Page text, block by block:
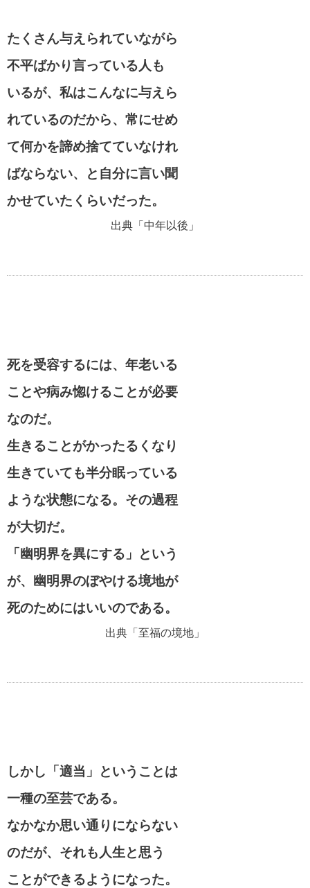
スティーブ・ジョブズの名言・格言
アインシュタインの名言・格言
たくさん与えられていながら
不平ばかり言っている人も
いるが、私はこんなに与えら
れているのだから、常にせめ
て何かを諦め捨てていなけれ
ばならない、と自分に言い聞
かせていたくらいだった。
出典「中年以後」
死を受容するには、年老いる
ことや病み惚けることが必要
なのだ。
生きることがかったるくなり
生きていても半分眠っている
ような状態になる。その過程
が大切だ。
「幽明界を異にする」という
が、幽明界のぼやける境地が
死のためにはいいのである。
出典「至福の境地」
しかし「適当」ということは
一種の至芸である。
なかなか思い通りにならない
のだが、それも人生と思う
ことができるようになった。